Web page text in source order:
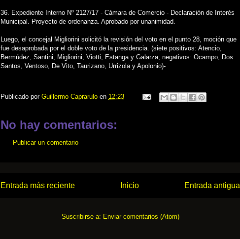
36. Expediente Interno Nº 2127/17 - Cámara de Comercio - Declaración de Interés
Municipal. Proyecto de ordenanza. Aprobado por unanimidad.
Luego, el concejal Migliorini solicitó la revisión del voto en el punto 28, moción que
fue desaprobada por el doble voto de la presidencia. (siete positivos: Atencio,
Bermúdez, Santini, Migliorini, Viotti, Estanga y Galarza; negativos: Ocampo, Dos
Santos, Ventoso, De Vito, Taurizano, Urrizola y Apolonio)-
Publicado por Guillermo Caprarulo en 12:23
No hay comentarios:
Publicar un comentario
Entrada más reciente Entrada antigua
Inicio
Suscribirse a: Enviar comentarios (Atom)